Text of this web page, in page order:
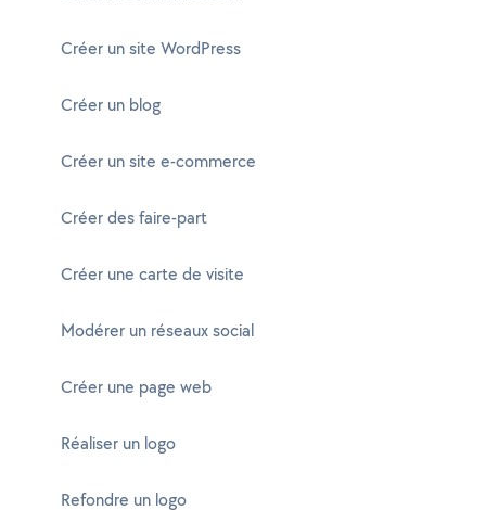
Créer un site WordPress
Créer un blog
Créer un site e-commerce
Créer des faire-part
Créer une carte de visite
Modérer un réseaux social
Créer une page web
Réaliser un logo
Refondre un logo